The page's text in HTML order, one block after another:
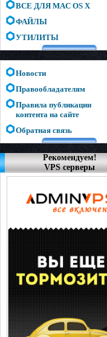
ВСЕ ДЛЯ MAC OS X
ФАЙЛЫ
УТИЛИТЫ
Новости
Правообладателям
Правила публикации
контента на сайте
Обратная связь
Рекомендуем!
VPS серверы